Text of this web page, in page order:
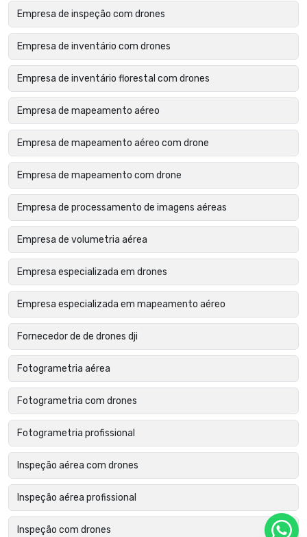
Empresa de inspeção com drones
Empresa de inventário com drones
Empresa de inventário florestal com drones
Empresa de mapeamento aéreo
Empresa de mapeamento aéreo com drone
Empresa de mapeamento com drone
Empresa de processamento de imagens aéreas
Empresa de volumetria aérea
Empresa especializada em drones
Empresa especializada em mapeamento aéreo
Fornecedor de de drones dji
Fotogrametria aérea
Fotogrametria com drones
Fotogrametria profissional
Inspeção aérea com drones
Inspeção aérea profissional
Inspeção com drones